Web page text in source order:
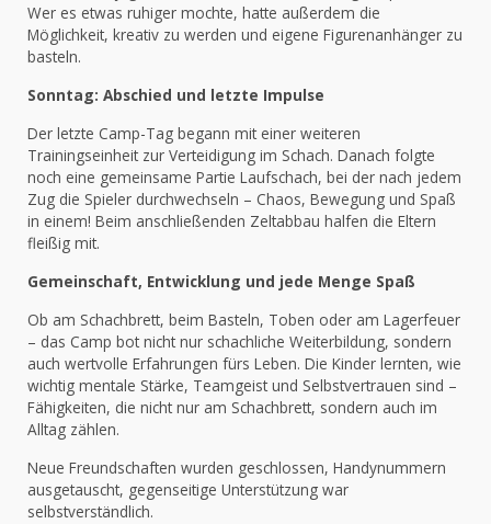
Wer es etwas ruhiger mochte, hatte außerdem die
Möglichkeit, kreativ zu werden und eigene Figurenanhänger zu
basteln.
Sonntag: Abschied und letzte Impulse
Der letzte Camp-Tag begann mit einer weiteren
Trainingseinheit zur Verteidigung im Schach. Danach folgte
noch eine gemeinsame Partie Laufschach, bei der nach jedem
Zug die Spieler durchwechseln – Chaos, Bewegung und Spaß
in einem! Beim anschließenden Zeltabbau halfen die Eltern
fleißig mit.
Gemeinschaft, Entwicklung und jede Menge Spaß
Ob am Schachbrett, beim Basteln, Toben oder am Lagerfeuer
– das Camp bot nicht nur schachliche Weiterbildung, sondern
auch wertvolle Erfahrungen fürs Leben. Die Kinder lernten, wie
wichtig mentale Stärke, Teamgeist und Selbstvertrauen sind –
Fähigkeiten, die nicht nur am Schachbrett, sondern auch im
Alltag zählen.
Neue Freundschaften wurden geschlossen, Handynummern
ausgetauscht, gegenseitige Unterstützung war
selbstverständlich.